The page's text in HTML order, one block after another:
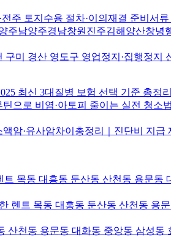
주 토지수용 절차·이의재결 준비서류
남양주경남창원진주김해양산창녕
미 경산 영도구 영업정지·집행정지
최신 3대질병 보험 선택 기준 총정리
으로 비염·아토피 줄이는 실전 청소
암·유사암차이총정리｜진단비 지급
목동 대흥동 둔산동 산천동 용문동
렌트 목동 대흥동 둔산동 산천동 용
산천동 용문동 대화동 중앙동 삼성동